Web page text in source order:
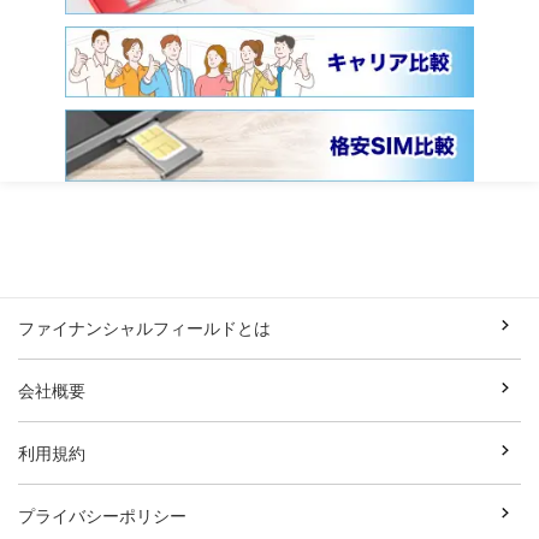
ファイナンシャルフィールドとは
会社概要
利用規約
プライバシーポリシー